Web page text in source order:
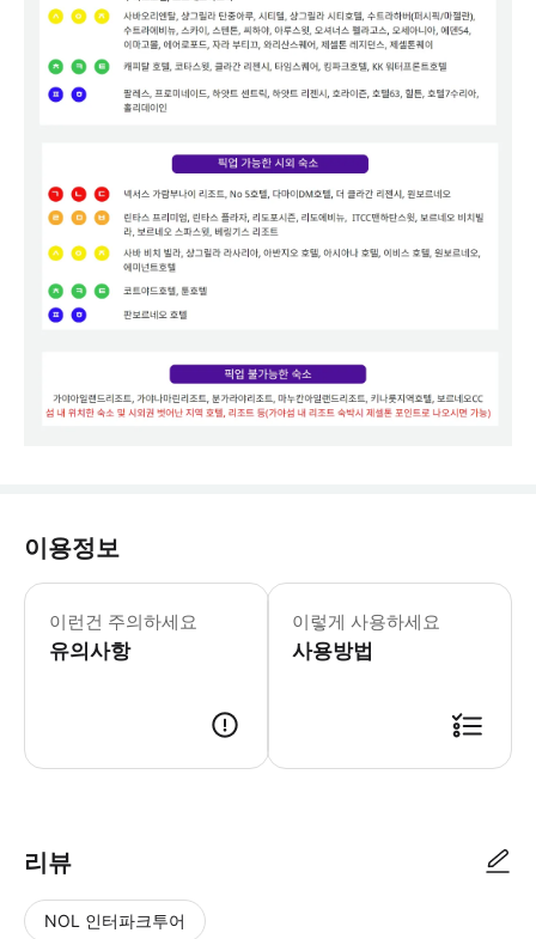
이용정보
이런건 주의하세요
유의사항
✔️ 예약 진행 및 관련 안내는 카카오톡
이렇게 사용하세요
사용방법
리뷰
NOL 인터파크투어